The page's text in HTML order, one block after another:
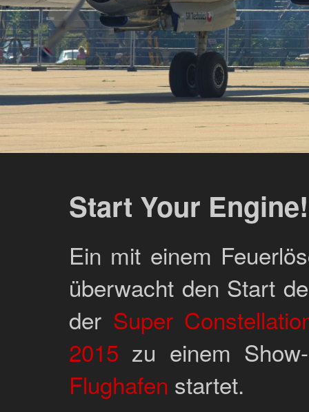
Start Your Engine!
Ein mit einem
überwacht den Start
der Super
2015 zu einem
Flughafen startet.